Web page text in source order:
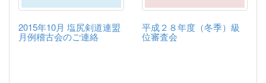
2015年10月 塩尻剣道連盟
月例稽古会のご連絡
平成２８年度（冬季）級
位審査会